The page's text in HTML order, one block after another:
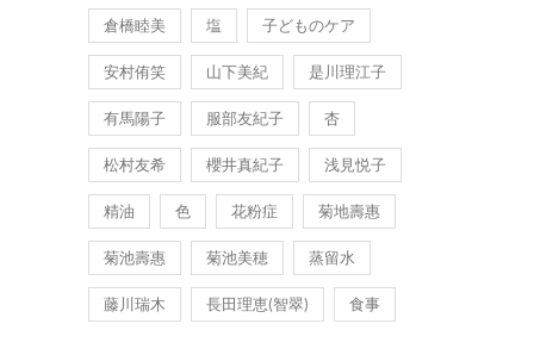
倉橋睦美 塩 子どものケア
安村侑笑 山下美紀 是川理江子
有馬陽子 服部友紀子 杏
松村友希 櫻井真紀子 浅見悦子
精油 色 花粉症 菊地壽惠
菊池壽惠 菊池美穂 蒸留水
藤川瑞木 長田理恵(智翠) 食事